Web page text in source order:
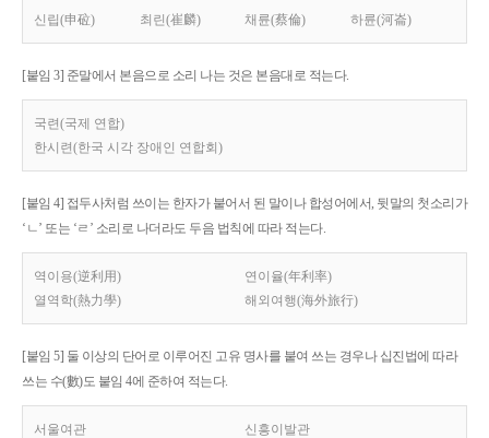
신립(申砬) 최린(崔麟) 채륜(蔡倫) 하륜(河崙)
[붙임 3] 준말에서 본음으로 소리 나는 것은 본음대로 적는다.
국련(국제 연합)
한시련(한국 시각 장애인 연합회)
[붙임 4] 접두사처럼 쓰이는 한자가 붙어서 된 말이나 합성어에서, 뒷말의 첫소리가
‘ㄴ’ 또는 ‘ㄹ’ 소리로 나더라도 두음 법칙에 따라 적는다.
역이용(逆利用)
연이율(年利率)
열역학(熱力學)
해외여행(海外旅行)
[붙임 5] 둘 이상의 단어로 이루어진 고유 명사를 붙여 쓰는 경우나 십진법에 따라
쓰는 수(數)도 붙임 4에 준하여 적는다.
서울여관 신흥이발관